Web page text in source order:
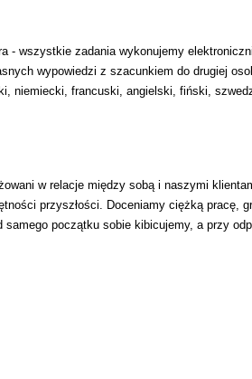
- wszystkie zadania wykonujemy
wypowiedzi z szacunkiem do drugiej
niemiecki, francuski, angielski, fiński,
w relacje między sobą i naszymi
przyszłości. Doceniamy ciężką pracę,
samego początku sobie kibicujemy, a przy